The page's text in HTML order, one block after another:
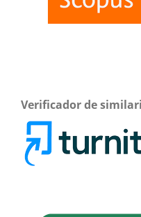
Verificador de